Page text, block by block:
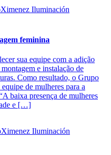
Ximenez Iluminación
feminina
sua equipe com a adição
e instalação de
Como resultado, o Grupo
de mulheres para a
baixa presença de mulheres
e […]
Ximenez Iluminación